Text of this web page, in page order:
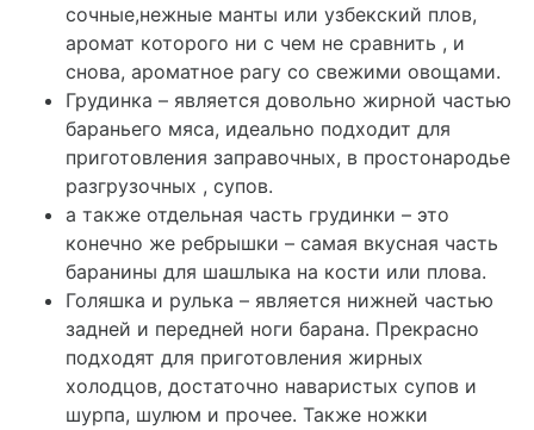
сочные,нежные манты или узбекский плов,
аромат которого ни с чем не сравнить , и
снова, ароматное рагу со свежими овощами.
Грудинка – является довольно жирной частью
бараньего мяса, идеально подходит для
приготовления заправочных, в простонародье
разгрузочных , супов.
а также отдельная часть грудинки – это
конечно же ребрышки – самая вкусная часть
баранины для шашлыка на кости или плова.
Голяшка и рулька – является нижней частью
задней и передней ноги барана. Прекрасно
подходят для приготовления жирных
холодцов, достаточно наваристых супов и
шурпа, шулюм и прочее. Также ножки